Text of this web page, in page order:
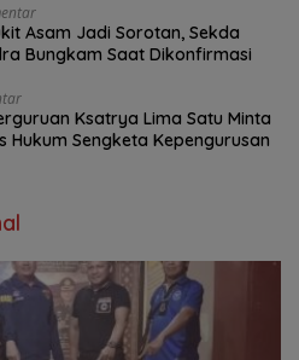
Asam Jadi Sorotan, Sekda
Bungkam Saat Dikonfirmasi
Ksatrya Lima Satu Minta
Hukum Sengketa Kepengurusan